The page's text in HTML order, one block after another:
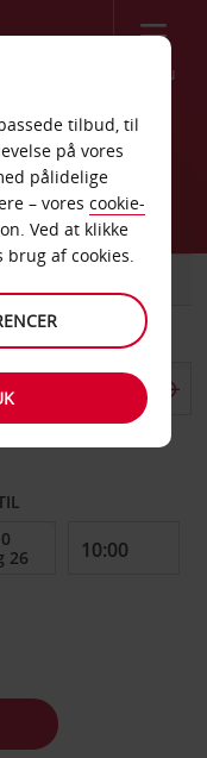
Menu
tilbud, til
på vores
pålidelige
– vores cookie-
Ved at klikke
brug af cookies.